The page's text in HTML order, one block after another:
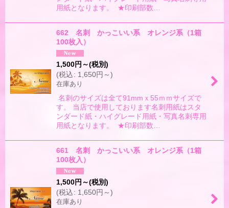
用紙となります。 ★印刷部数…
662 名刺 かっこいい系 オレンジ系（1箱
100枚入）
1,500円 ～(税別)
(税込: 1,650円 ～)
在庫あり
名刺のサイズは全て91mmｘ55ｍｍサイズで
す。 当店で使用しております名刺用紙はスタ
ンダード紙・ハイグレード用紙・写真名刺専用
用紙となります。 ★印刷部数…
661 名刺 かっこいい系 オレンジ系（1箱
100枚入）
1,500円 ～(税別)
(税込: 1,650円 ～)
在庫あり